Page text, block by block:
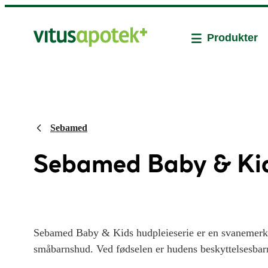
Produkter
Sebamed
Sebamed Baby &
Sebamed Baby & Kids hudpleieserie er en
småbarnshud. Ved fødselen er hudens